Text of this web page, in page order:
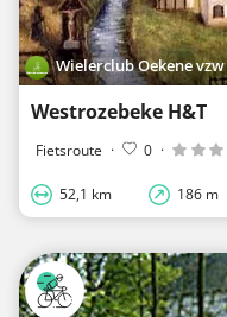
Wielerclub Oekene vzw
Westrozebeke H&T
Fietsroute · 0 ·
52,1 km 186 m